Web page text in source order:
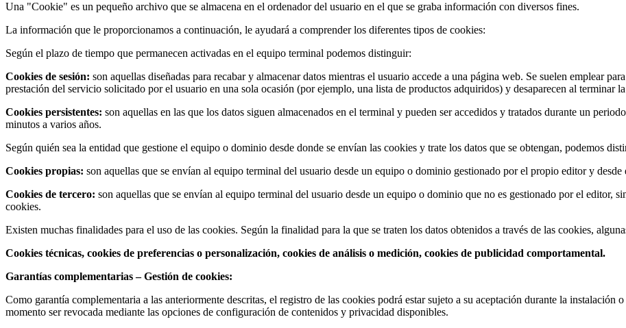
Una "Cookie" es un pequeño archivo que se almacena en el ordenador del usuario en el que se graba información con diversos fines.
La información que le proporcionamos a continuación, le ayudará a comprender los diferentes tipos de cookies:
Según el plazo de tiempo que permanecen activadas en el equipo terminal podemos distinguir:
Cookies de sesión: son aquellas diseñadas para recabar y almacenar datos mientras el usuario accede a una página web. Se suelen emplear
prestación del servicio solicitado por el usuario en una sola ocasión (por ejemplo, una lista de productos adquiridos) y desaparecen al terminar
Cookies persistentes: son aquellas en las que los datos siguen almacenados en el terminal y pueden ser accedidos y tratados durante un
minutos a varios años.
Según quién sea la entidad que gestione el equipo o dominio desde donde se envían las cookies y trate los datos que se obtengan, podemos
Cookies propias: son aquellas que se envían al equipo terminal del usuario desde un equipo o dominio gestionado por el propio editor y
Cookies de tercero: son aquellas que se envían al equipo terminal del usuario desde un equipo o dominio que no es gestionado por el editor,
cookies.
Existen muchas finalidades para el uso de las cookies. Según la finalidad para la que se traten los datos obtenidos a través de las cookies,
Cookies técnicas, cookies de preferencias o personalización, cookies de análisis o medición, cookies de publicidad comportamental.
Garantías complementarias – Gestión de cookies:
Como garantía complementaria a las anteriormente descritas, el registro de las cookies podrá estar sujeto a su aceptación durante la instalación
momento ser revocada mediante las opciones de configuración de contenidos y privacidad disponibles.